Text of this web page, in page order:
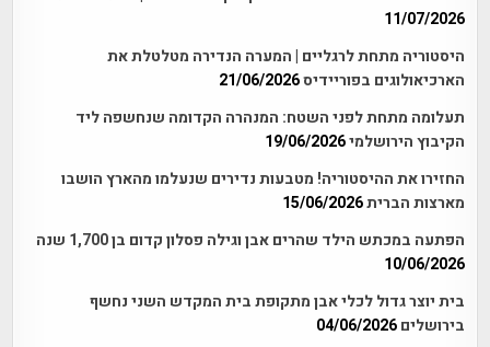
11/07/2026
היסטוריה מתחת לרגליים | המערה הנדירה מטלטלת את
הארכיאולוגים בפוריידיס21/06/2026
תעלומה מתחת לפני השטח: המנהרה הקדומה שנחשפה ליד
הקיבוץ הירושלמי19/06/2026
החזירו את ההיסטוריה! מטבעות נדירים שנעלמו מהארץ הושבו
מארצות הברית15/06/2026
הפתעה במכתש הילד שהרים אבן וגילה פסלון קדום בן 1,700 שנה
10/06/2026
בית יוצר גדול לכלי אבן מתקופת בית המקדש השני נחשף
בירושלים 04/06/2026